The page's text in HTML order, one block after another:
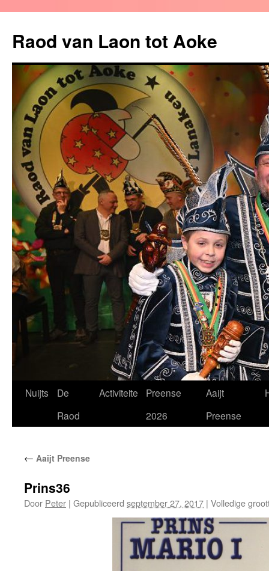
Raod van Laon tot Aoke
Spring
inhoud
Nuijts
De
Raod
Activiteite
Preense
2026
Aaijt
Preense
← Aaijt Preense
Prins36
Door Peter | Gepubliceerd september 27, 2017 | Volledige